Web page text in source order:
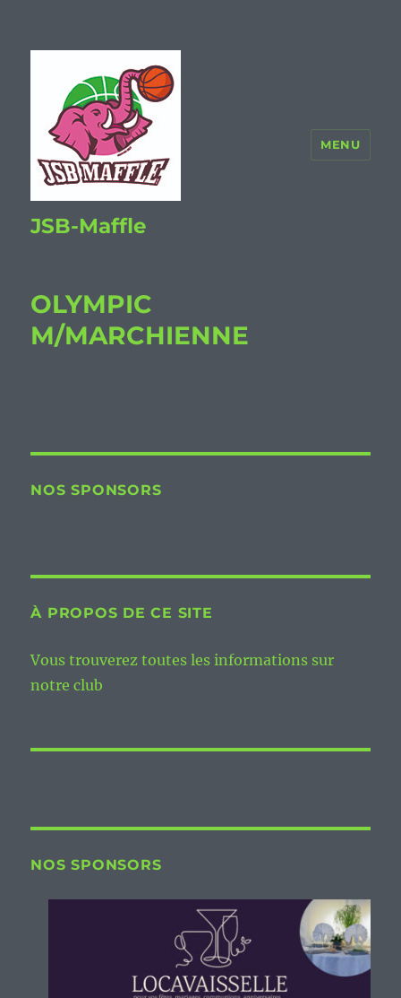
JSB-Maffle
MENU
OLYMPIC
M/MARCHIENNE
NOS SPONSORS
À PROPOS DE CE SITE
Vous trouverez toutes les informations sur
notre club
NOS SPONSORS